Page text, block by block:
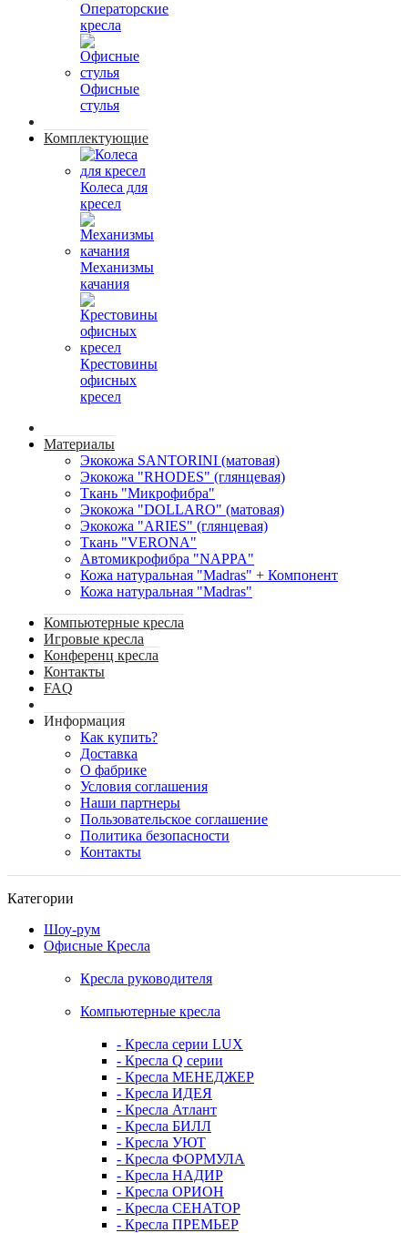
Операторские
кресла
Офисные
стулья
Комплектующие
Колеса для
кресел
Механизмы
качания
Крестовины
офисных
кресел
Материалы
Экокожа SANTORINI (матовая)
Экокожа "RHODES" (глянцевая)
Ткань "Микрофибра"
Экокожа "DOLLARO" (матовая)
Экокожа "ARIES" (глянцевая)
Ткань "VERONA"
Автомикрофибра "NAPPA"
Кожа натуральная "Madras" + Компонент
Кожа натуральная "Madras"
Компьютерные кресла
Игровые кресла
Конференц кресла
Контакты
FAQ
Информация
Как купить?
Доставка
О фабрике
Условия соглашения
Наши партнеры
Пользовательское соглашение
Политика безопасности
Контакты
Категории
Шоу-рум
Офисные Кресла
Кресла руководителя
Компьютерные кресла
- Кресла серии LUX
- Кресла Q серии
- Кресла МЕНЕДЖЕР
- Кресла ИДЕЯ
- Кресла Атлант
- Кресла БИЛЛ
- Кресла УЮТ
- Кресла ФОРМУЛА
- Кресла НАДИР
- Кресла ОРИОН
- Кресла СЕНАТОР
- Кресла ПРЕМЬЕР